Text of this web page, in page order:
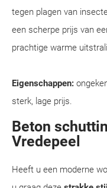
tegen plagen van
een scherpe prijs van
prachtige warme
Eigenschappen:
sterk, lage prijs.
Beton
Vredepeel
Heeft u een moderne